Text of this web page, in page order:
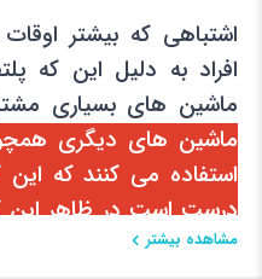
اشتباهی که بیشتر
ماشین های بسیاری
ماشین های دیگری
استفاده می کنند که این
درست است در ظاهر این
اما حجم روغن و
مشاهده بیشتر